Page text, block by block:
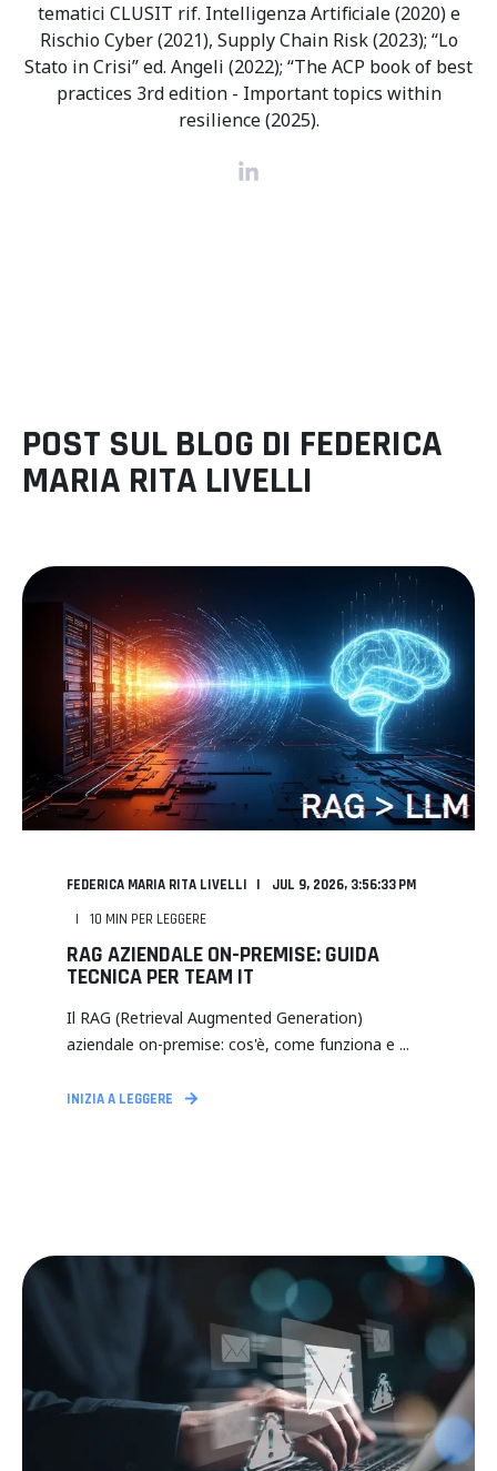
tematici CLUSIT rif. Intelligenza Artificiale (2020) e
Rischio Cyber (2021), Supply Chain Risk (2023); “Lo
Stato in Crisi” ed. Angeli (2022); “The ACP book of best
practices 3rd edition - Important topics within
resilience (2025).
POST SUL BLOG DI FEDERICA
MARIA RITA LIVELLI
FEDERICA MARIA RITA LIVELLI
JUL 9, 2026, 3:56:33 PM
10 MIN PER LEGGERE
RAG AZIENDALE ON-PREMISE: GUIDA
TECNICA PER TEAM IT
Il RAG (Retrieval Augmented Generation)
aziendale on-premise: cos'è, come funziona e ...
INIZIA A LEGGERE